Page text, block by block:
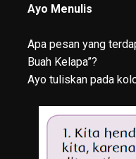
Ayo Menulis
Apa pesan yang
Buah Kelapa”?
Ayo tuliskan pada